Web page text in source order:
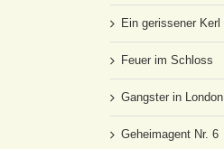
Ein gerissener Kerl
Feuer im Schloss
Gangster in London
Geheimagent Nr. 6